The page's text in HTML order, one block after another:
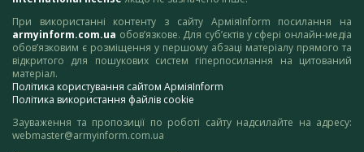
При використанні контенту з сайту АрміяInform посилання на
armyinform.com.ua обов’язкове. Для суб’єктів у сфері онлайн-медіа
обов’язковим є розміщення у першому абзаці матеріалу прямого та
відкритого для пошукових систем гіперпосилання на цитований
матеріал.
Політика користування сайтом АрміяInform
Політика використання файлів cookie
Зауваження та пропозиції по роботі сайту надсилайте на адресу:
webmaster@armyinform.com.ua